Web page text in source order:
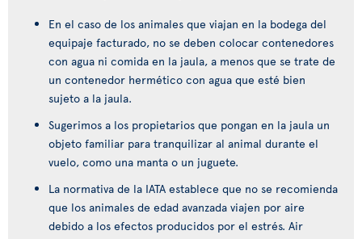
En el caso de los animales que viajan en la bodega del
equipaje facturado, no se deben colocar contenedores
con agua ni comida en la jaula, a menos que se trate de
un contenedor hermético con agua que esté bien
sujeto a la jaula.
Sugerimos a los propietarios que pongan en la jaula un
objeto familiar para tranquilizar al animal durante el
vuelo, como una manta o un juguete.
La normativa de la IATA establece que no se recomienda
que los animales de edad avanzada viajen por aire
debido a los efectos producidos por el estrés. Air